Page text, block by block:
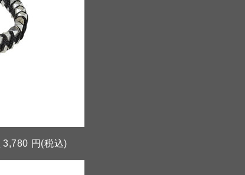
3,780 円(税込)